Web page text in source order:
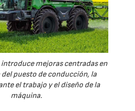
mejoras centradas en
puesto de conducción, la
el trabajo y el diseño de la
máquina.